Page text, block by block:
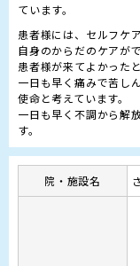
患者様には、セルフケ
自身のからだのケアが
患者様が来てよかった
一日も早く痛みで苦し
使命と考えています。
一日も早く不調から解
す。
院・施設名